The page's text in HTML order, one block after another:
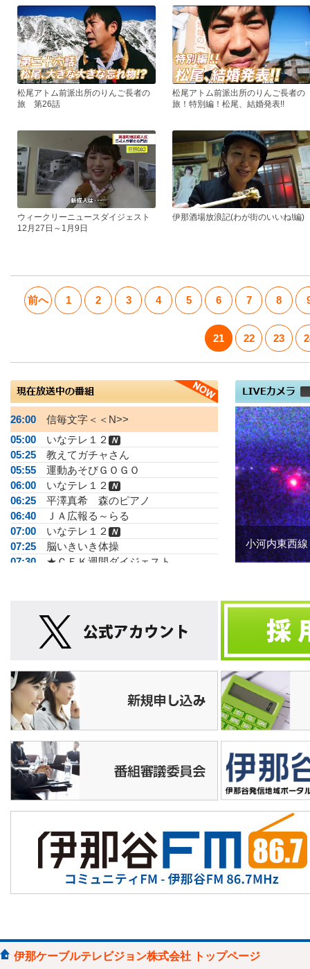
松尾アトム前派出所のりんご長者の
旅 第26話
松尾アトム前派出所のりんご長者の
旅！特別編！松尾、結婚発表!!
ウィークリーニュースダイジェスト
12月27日～1月9日
伊那酒場放浪記(わが街のいいね!編)
前へ 1 2 3 4 5 6 7 8
21 22 23
26:00
信毎文字＜＜N>>
05:00
いなテレ１２ Ｎ
05:25
教えてガチャさん
05:55
運動あそびＧＯＧＯ
06:00
いなテレ１２ Ｎ
06:25
平澤真希 森のピアノ
06:40
ＪＡ広報る～らる
07:00
いなテレ１２ Ｎ
07:25
脳いきいき体操
07:30
★ＣＥＫ週間ダイジェスト
教えてガチャさん
松尾アトムの瞬間メタル
10:30
★おまつりニッポン▽新潟・地蔵ま
つり/広島・壬生の花田植
11:00
素でどうでしょう
11:30
伊那北×伊那弥生ケ丘 新校再編思い
出ムービー
12:00
まるごと信州情報ネット
小河内東西線
伊那ケーブルテレビジョン株式会社 トップページ